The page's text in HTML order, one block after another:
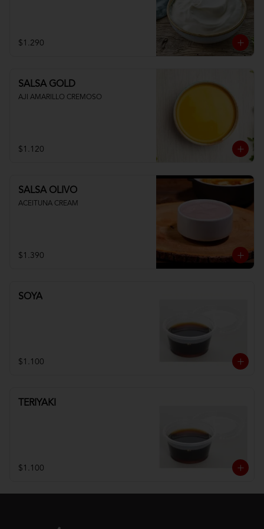
$1.290
SALSA GOLD
AJI AMARILLO CREMOSO
$1.120
SALSA OLIVO
ACEITUNA CREAM
$1.390
SOYA
$1.100
TERIYAKI
$1.100